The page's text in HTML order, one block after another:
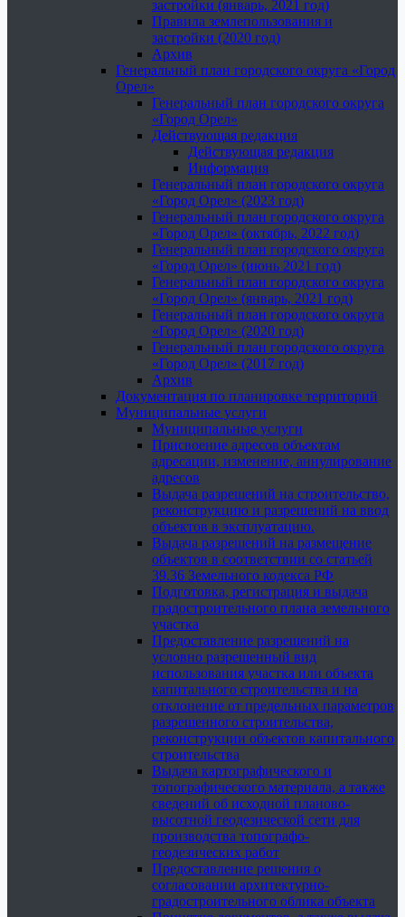
застройки (январь, 2021 год)
Правила землепользования и
застройки (2020 год)
Архив
Генеральный план городского округа «Город
Орел»
Генеральный план городского округа
«Город Орел»
Действующая редакция
Действующая редакция
Информация
Генеральный план городского округа
«Город Орел» (2023 год)
Генеральный план городского округа
«Город Орел» (октябрь, 2022 год)
Генеральный план городского округа
«Город Орел» (июнь 2021 год)
Генеральный план городского округа
«Город Орел» (январь, 2021 год)
Генеральный план городского округа
«Город Орел» (2020 год)
Генеральный план городского округа
«Город Орел» (2017 год)
Архив
Документация по планировке территорий
Муниципальные услуги
Муниципальные услуги
Присвоение адресов объектам
адресации, изменение, аннулирование
адресов
Выдача разрешений на строительство,
реконструкцию и разрешений на ввод
объектов в эксплуатацию.
Выдача разрешений на размещение
объектов в соответствии со статьей
39.36 Земельного кодекса РФ
Подготовка, регистрация и выдача
градостроительного плана земельного
участка
Предоставление разрешений на
условно разрешенный вид
использования участка или объекта
капитального строительства и на
отклонение от предельных параметров
разрешенного строительства,
реконструкции объектов капитального
строительства
Выдача картографического и
топографического материала, а также
сведений об исходной планово-
высотной геодезической сети для
производства топографо-
геодезических работ
Предоставление решения о
согласовании архитектурно-
градостроительного облика объекта